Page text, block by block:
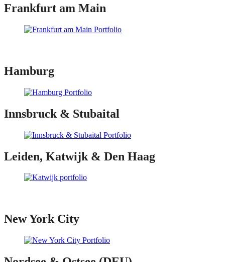
Frankfurt am Main
Hamburg
Innsbruck & Stubaital
Leiden, Katwijk & Den Haag
New York City